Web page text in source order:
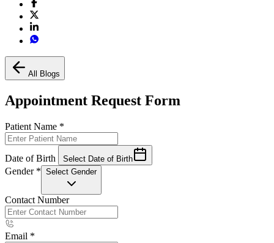
All Blogs
Appointment Request Form
Patient Name *
Date of Birth Select Date of Birth
Gender * Select Gender
Contact Number
Email *